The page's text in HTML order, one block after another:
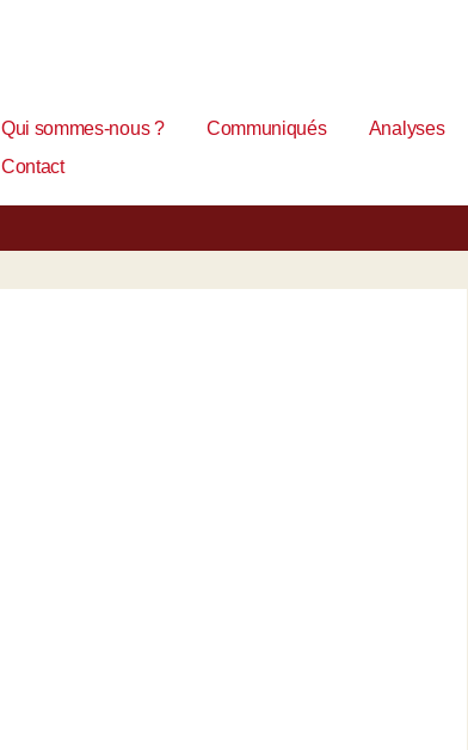
Qui sommes-nous ? Communiqués Analyses
Contact